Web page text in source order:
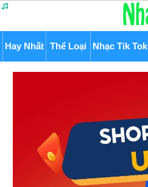
Hay Nhất Thể Loại Nhạc Tik Tok